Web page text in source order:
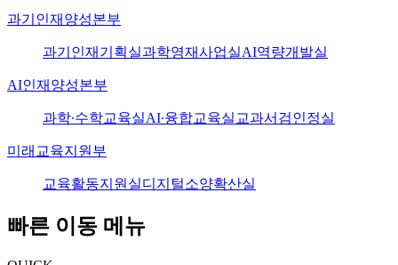
과기인재양성본부
과기인재기획실과학영재사업실AI역량개발실
AI인재양성본부
과학·수학교육실AI·융합교육실 교과서검인정실
미래교육지원부
교육활동지원실디지털소양확산실
빠른 이동 메뉴